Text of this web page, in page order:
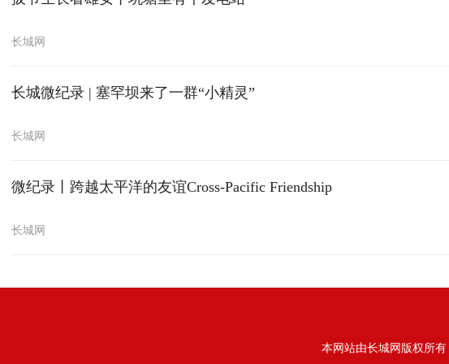
长城网
长城微纪录 | 塞罕坝来了一群“小精灵”
长城网
微纪录丨跨越太平洋的友谊Cross-Pacific Friendship
长城网
本网站由长城网版权所有